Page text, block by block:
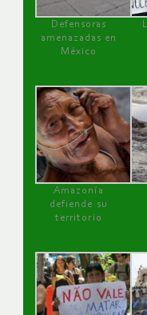
Defensoras
amenazadas en
México
Amazonía
defiende su
territorio